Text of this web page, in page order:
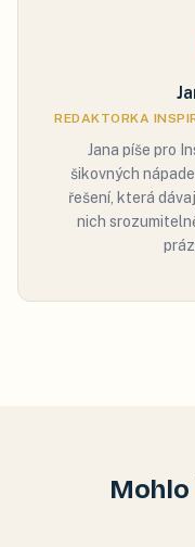
REDAKTORKA
Jana píše pro
šikovných
řešení, která
nich